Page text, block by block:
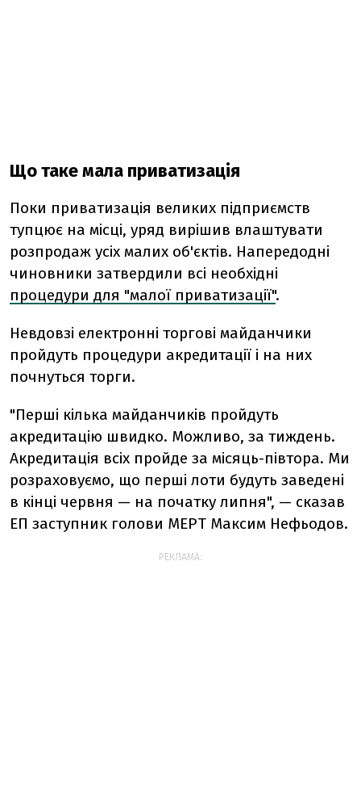
Що таке мала приватизація
Поки приватизація великих підприємств
тупцює на місці, уряд вирішив влаштувати
розпродаж усіх малих об'єктів. Напередодні
чиновники затвердили всі необхідні
процедури для "малої приватизації".
Невдовзі електронні торгові майданчики
пройдуть процедури акредитації і на них
почнуться торги.
"Перші кілька майданчиків пройдуть
акредитацію швидко. Можливо, за тиждень.
Акредитація всіх пройде за місяць-півтора. Ми
розраховуємо, що перші лоти будуть заведені
в кінці червня — на початку липня", — сказав
ЕП заступник голови МЕРТ Максим Нефьодов.
РЕКЛАМА: